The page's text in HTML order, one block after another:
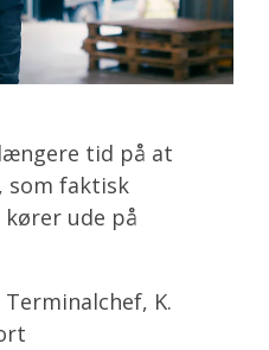
tid på at
som faktisk
ude på
K.